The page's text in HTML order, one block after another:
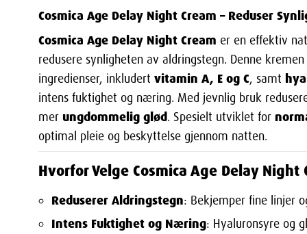
Cosmica Age Delay Night Cream – Reduser
Cosmica Age Delay Night Cream er en effektiv
redusere synligheten av aldringstegn. Denne
ingredienser, inkludert vitamin A, E og C, samt
intens fuktighet og næring. Med jevnlig bruk
mer ungdommelig glød. Spesielt utviklet for
optimal pleie og beskyttelse gjennom natten.
Hvorfor Velge Cosmica Age Delay Night
Reduserer Aldringstegn: Bekjemper fine linjer
Intens Fuktighet og Næring: Hyaluronsyre og